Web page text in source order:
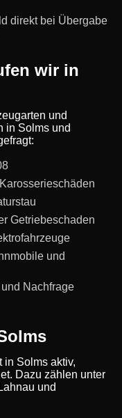
direkt bei Übergabe
wir in
und
in Solms und
Getriebeschaden
und
Nachfrage
in Solms aktiv,
Dazu zählen unter
und